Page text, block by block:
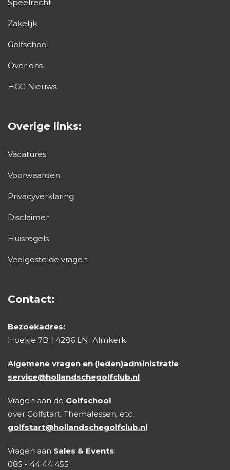
Speelrecht
Zakelijk
Golfschool
Over ons
HGC Nieuws
Overige links:
Vacatures
Voorwaarden
Privacyverklaring
Disclaimer
Huisregels
Veelgestelde vragen
Contact:
Bezoekadres:
Hoekje 7B | 4286 LN Almkerk
Algemene vragen en (leden)administratie
service@hollandschegolfclub.nl
Vragen aan de Golfschool
over Golfstart, Themalessen, etc.
golfstart@hollandschegolfclub.nl
Vragen aan Sales & Events:
085 - 44 44 455